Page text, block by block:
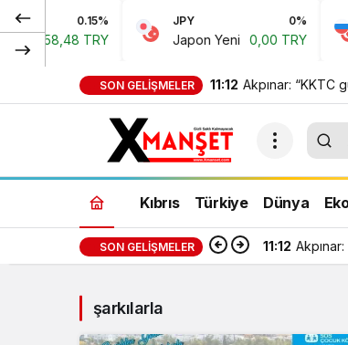
0.15%
58,48 TRY Japon Yeni 0,00 TRY
SON GELIŞMELER 11:12 Akpınar: “KKTC
Kıbrıs Türkiye Dünya
SON GELIŞMELER 11:12
şarkılarla